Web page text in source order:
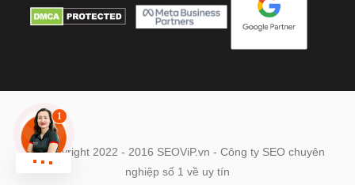
© Copyright 2022 - 2016 SEOViP.vn - Công ty SEO chuyên
nghiệp số 1 về uy tín
Chat zalo !